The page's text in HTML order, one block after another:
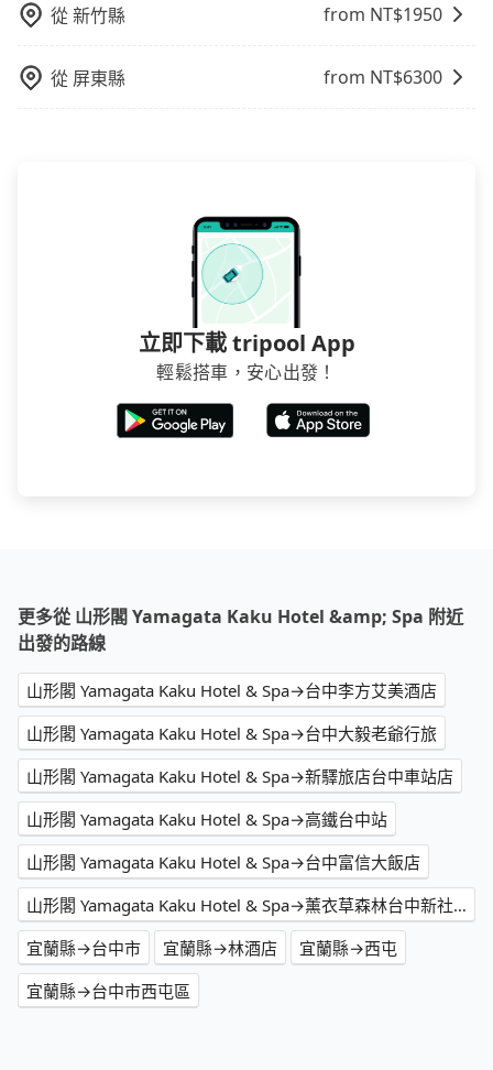
從新竹縣 from NT$1950
從屏東縣 from NT$6300
立即下載 tripool App
輕鬆搭車，安心出發！
更多從 山形閣 Yamagata Kaku Hotel &amp; Spa 附近
出發的路線
山形閣 Yamagata Kaku Hotel & Spa→台中李方艾美酒店
山形閣 Yamagata Kaku Hotel & Spa→台中大毅老爺行旅
山形閣 Yamagata Kaku Hotel & Spa→新驛旅店台中車站店
山形閣 Yamagata Kaku Hotel & Spa→高鐵台中站
山形閣 Yamagata Kaku Hotel & Spa→台中富信大飯店
山形閣 Yamagata Kaku Hotel & Spa→薰衣草森林台中新社店
宜蘭縣→台中市
宜蘭縣→林酒店
宜蘭縣→西屯
宜蘭縣→台中市西屯區